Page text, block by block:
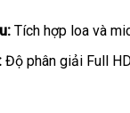
Tích hợp loa và
Độ phân giải Full